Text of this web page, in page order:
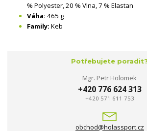
% Polyester, 20 % Vlna, 7 % Elastan
Váha: 465 g
Family: Keb
Potřebujete poradit?
Mgr. Petr Holomek
+420 776 624 313
+420 571 611 753
obchod@holassport.cz